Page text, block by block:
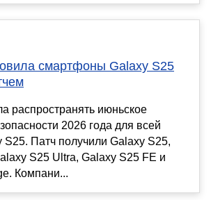
смартфоны Galaxy S25
распространять июньское
2026 года для всей
S25. Патч получили Galaxy S25,
S25 Ultra, Galaxy S25 FE и
Компани...